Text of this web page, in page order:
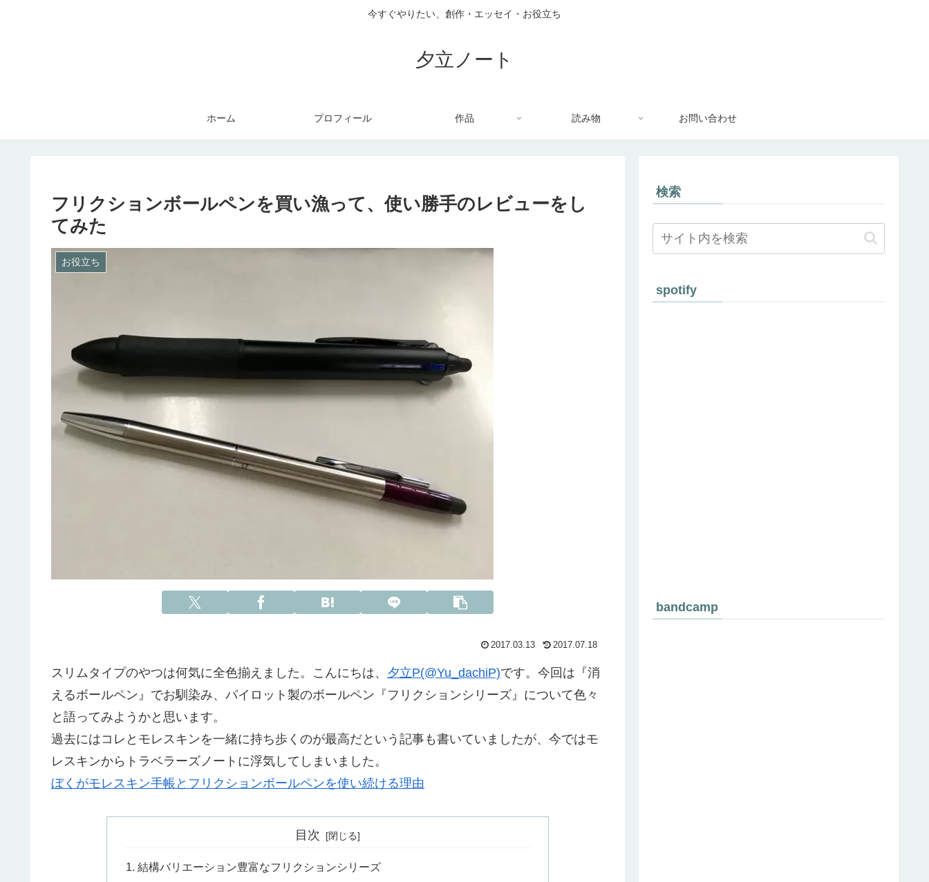
今すぐやりたい、創作・エッセイ・お役立ち
夕立ノート
ホーム プロフィール 作品 読み物 お問い合わせ
フリクションボールペンを買い漁って、使い勝手のレビューをし
てみた
お役立ち
2017.03.13 2017.07.18
スリムタイプのやつは何気に全色揃えました。こんにちは、 夕立P(@Yu_dachiP)です。今回は『消
えるボールペン』でお馴染み、パイロット製のボールペン『フリクションシリーズ』について色々
と語ってみようかと思います。
過去にはコレとモレスキンを一緒に持ち歩くのが最高だという記事も書いていましたが、今ではモ
レスキンからトラベラーズノートに浮気してしまいました。
ぼくがモレスキン手帳とフリクションボールペンを使い続ける理由
目次
結構バリエーション豊富なフリクションシリーズ
検索
spotify
bandcamp